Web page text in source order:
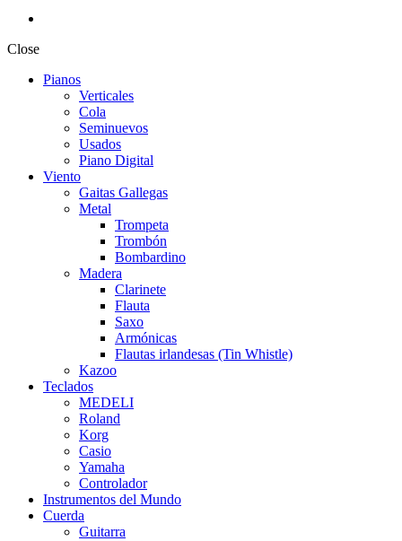
Close
Pianos
Verticales
Cola
Seminuevos
Usados
Piano Digital
Viento
Gaitas Gallegas
Metal
Trompeta
Trombón
Bombardino
Madera
Clarinete
Flauta
Saxo
Armónicas
Flautas irlandesas (Tin Whistle)
Kazoo
Teclados
MEDELI
Roland
Korg
Casio
Yamaha
Controlador
Instrumentos del Mundo
Cuerda
Guitarra